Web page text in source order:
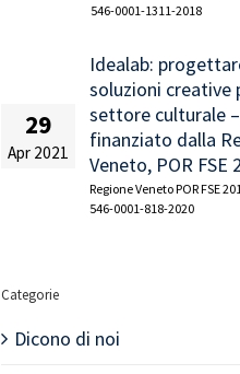
546-0001-1311-2018
29
Apr 2021
Idealab:
soluzioni creative
settore culturale
finanziato dalla
Veneto, POR FSE
Regione Veneto POR FSE
546-0001-818-2020
Categorie
Dicono di noi